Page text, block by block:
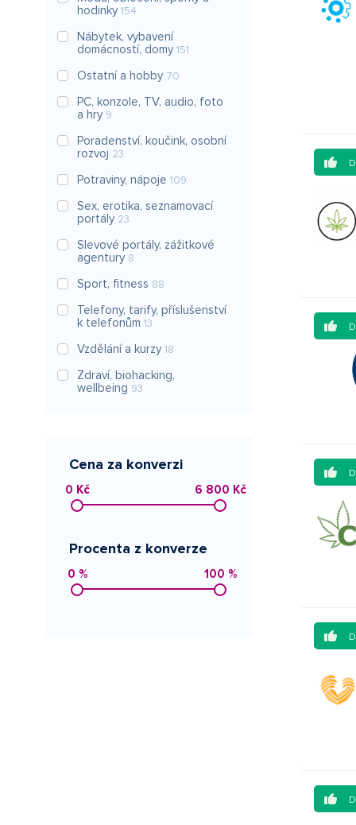
hodinky 154
Nábytek, vybavení
domácností, domy 151
Ostatní a hobby 70
PC, konzole, TV, audio, foto
a hry 9
Poradenství, koučink, osobní
rozvoj 23
Potraviny, nápoje 109
Sex, erotika, seznamovací
portály 23
Slevové portály, zážitkové
agentury 8
Sport, fitness 88
Telefony, tarify, příslušenství
k telefonům 13
Vzdělání a kurzy 18
Zdraví, biohacking,
wellbeing 93
Cena za konverzi
0 Kč 6 800 Kč
Procenta z konverze
0 % 100 %